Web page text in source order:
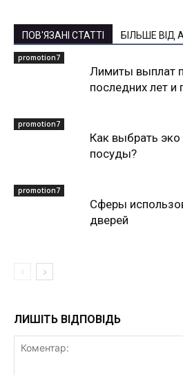
ПОВ'ЯЗАНІ СТАТТІ БІЛЬШЕ ВІД
promotion7
Лимиты выплат
последних лет и
promotion7
Как выбрать
посуды?
promotion7
Сферы
дверей
ЛИШІТЬ ВІДПОВІДЬ